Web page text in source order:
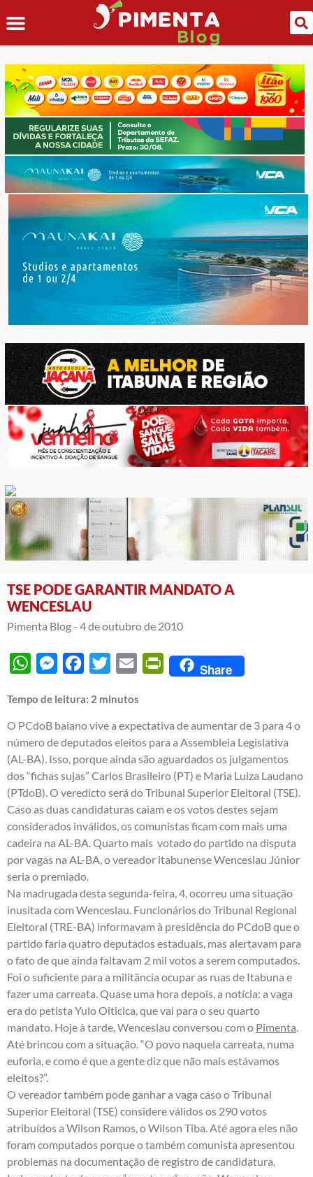
TSE PODE GARANTIR MANDATO A
WENCESLAU
Pimenta Blog - 4 de outubro de 2010
WhatsAppMessengerFacebook
Twitter Email PrintFriendly
Share
Tempo de leitura: 2 minutos
O PCdoB baiano vive a expectativa de aumentar de 3 para 4 o
número de deputados eleitos para a Assembleia Legislativa
(AL-BA). Isso, porque ainda são aguardados os julgamentos
dos “fichas sujas” Carlos Brasileiro (PT) e Maria Luiza Laudano
(PTdoB). O veredicto será do Tribunal Superior Eleitoral (TSE).
Caso as duas candidaturas caiam e os votos destes sejam
considerados inválidos, os comunistas ficam com mais uma
cadeira na AL-BA. Quarto mais votado do partido na disputa
por vagas na AL-BA, o vereador itabunense Wenceslau Júnior
seria o premiado.
Na madrugada desta segunda-feira, 4, ocorreu uma situação
inusitada com Wenceslau. Funcionários do Tribunal Regional
Eleitoral (TRE-BA) informavam à presidência do PCdoB que o
partido faria quatro deputados estaduais, mas alertavam para
o fato de que ainda faltavam 2 mil votos a serem computados.
Foi o suficiente para a militância ocupar as ruas de Itabuna e
fazer uma carreata. Quase uma hora depois, a notícia: a vaga
era do petista Yulo Oiticica, que vai para o seu quarto
mandato. Hoje à tarde, Wenceslau conversou com o Pimenta
Até brincou com a situação. “O povo naquela carreata, numa
euforia, e como é que a gente diz que não mais estávamos
eleitos?”.
O vereador também pode ganhar a vaga caso o Tribunal
Superior Eleitoral (TSE) considere válidos os 290 votos
atribuídos a Wilson Ramos, o Wilson Tiba. Até agora eles não
foram computados porque o também comunista apresentou
problemas na documentação de registro de candidatura.